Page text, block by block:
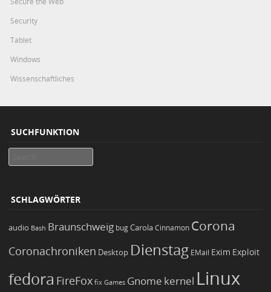
Security
Tablet
Windows
Wissenschaftliches
SUCHFUNKTION
SCHLAGWÖRTER
audio Bash Braunschweig bugCarola Cinnamon Corona
Coronachroniken Desktop Dienstag EMail Exim Exploit
fedora FireFox fix Games Gnome kernel Linux